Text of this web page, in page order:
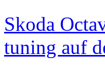
Skoda
tuning auf